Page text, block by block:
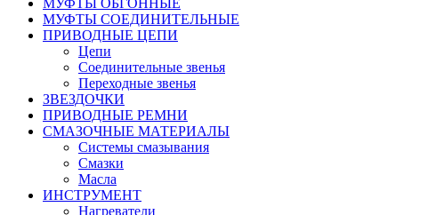
МУФТЫ ОБГОННЫЕ
МУФТЫ СОЕДИНИТЕЛЬНЫЕ
ПРИВОДНЫЕ ЦЕПИ
Цепи
Соединительные звенья
Переходные звенья
ЗВЕЗДОЧКИ
ПРИВОДНЫЕ РЕМНИ
СМАЗОЧНЫЕ МАТЕРИАЛЫ
Системы смазывания
Смазки
Масла
ИНСТРУМЕНТ
Нагреватели